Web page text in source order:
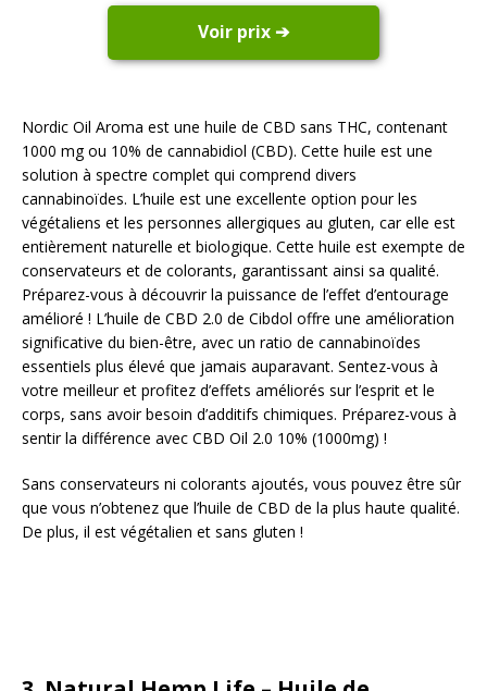
Voir prix ➔
Nordic Oil Aroma est une huile de CBD sans THC, contenant
1000 mg ou 10% de cannabidiol (CBD). Cette huile est une
solution à spectre complet qui comprend divers
cannabinoïdes. L’huile est une excellente option pour les
végétaliens et les personnes allergiques au gluten, car elle est
entièrement naturelle et biologique. Cette huile est exempte de
conservateurs et de colorants, garantissant ainsi sa qualité.
Préparez-vous à découvrir la puissance de l’effet d’entourage
amélioré ! L’huile de CBD 2.0 de Cibdol offre une amélioration
significative du bien-être, avec un ratio de cannabinoïdes
essentiels plus élevé que jamais auparavant. Sentez-vous à
votre meilleur et profitez d’effets améliorés sur l’esprit et le
corps, sans avoir besoin d’additifs chimiques. Préparez-vous à
sentir la différence avec CBD Oil 2.0 10% (1000mg) !
Sans conservateurs ni colorants ajoutés, vous pouvez être sûr
que vous n’obtenez que l’huile de CBD de la plus haute qualité.
De plus, il est végétalien et sans gluten !